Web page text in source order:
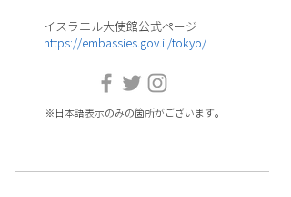
イスラエル大使館公式ページ
https://embassies.gov.il/tokyo/
※日本語表示のみの箇所がございます。